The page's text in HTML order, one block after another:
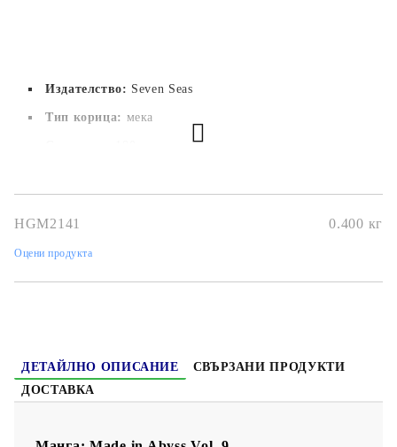
Издателство: Seven Seas
Тип корица: мека
Дата на издаване:
Жанр:Adventure, Drama, Fantasy, Sci-Fi
HGM2141 0.400 кг
Оцени продукта
ДЕТАЙЛНО ОПИСАНИЕ
СВЪРЗАНИ ПРОДУКТИ
ДОСТАВКА